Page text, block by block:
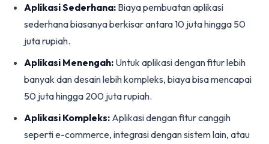
Aplikasi Sederhana: Biaya pembuatan aplikasi
sederhana biasanya berkisar antara 10 juta hingga 50
juta rupiah.
Aplikasi Menengah: Untuk aplikasi dengan fitur lebih
banyak dan desain lebih kompleks, biaya bisa mencapai
50 juta hingga 200 juta rupiah.
Aplikasi Kompleks: Aplikasi dengan fitur canggih
seperti e-commerce, integrasi dengan sistem lain, atau